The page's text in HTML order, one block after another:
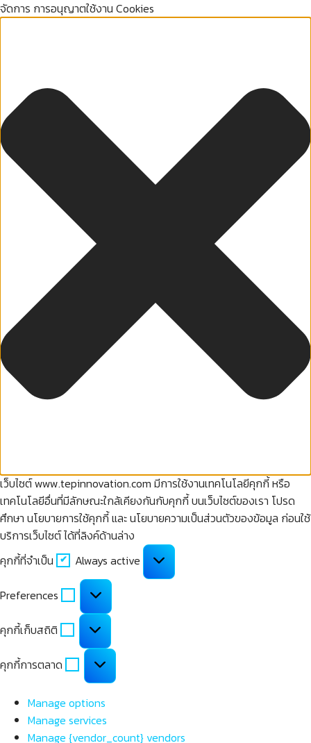
จัดการ การอนุญาตใช้งาน Cookies
เว็บไซต์ www.tepinnovation.com มีการใช้งานเทคโนโลยีคุกกี้ หรือ
เทคโนโลยีอื่นที่มีลักษณะใกล้เคียงกันกับคุกกี้ บนเว็บไซต์ของเรา โปรด
ศึกษา นโยบายการใช้คุกกี้ และ นโยบายความเป็นส่วนตัวของข้อมูล ก่อนใช้
บริการเว็บไซต์ ได้ที่ลิงค์ด้านล่าง
คุกกี้ที่จำเป็น
ที่
จำเป็น
Always active
Preferences Preferences
คุกกี้เก็บสถิติ
คุกกี้
เก็บ
สถิติ
คุกกี้การตลาด
คุกกี้
การ
Manage options
Manage services
Manage {vendor_count} vendors